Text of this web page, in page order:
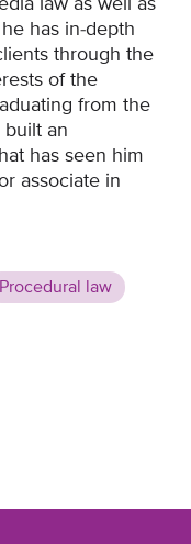
has in-depth
through the
of the
from the
an
has seen him
associate in
Procedural law